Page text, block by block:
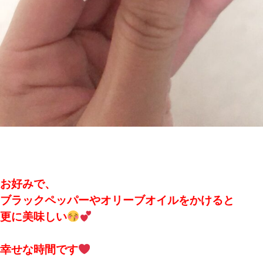
お好みで、
ブラックペッパーやオリーブオイルをかけると
更に美味しい
幸せな時間です